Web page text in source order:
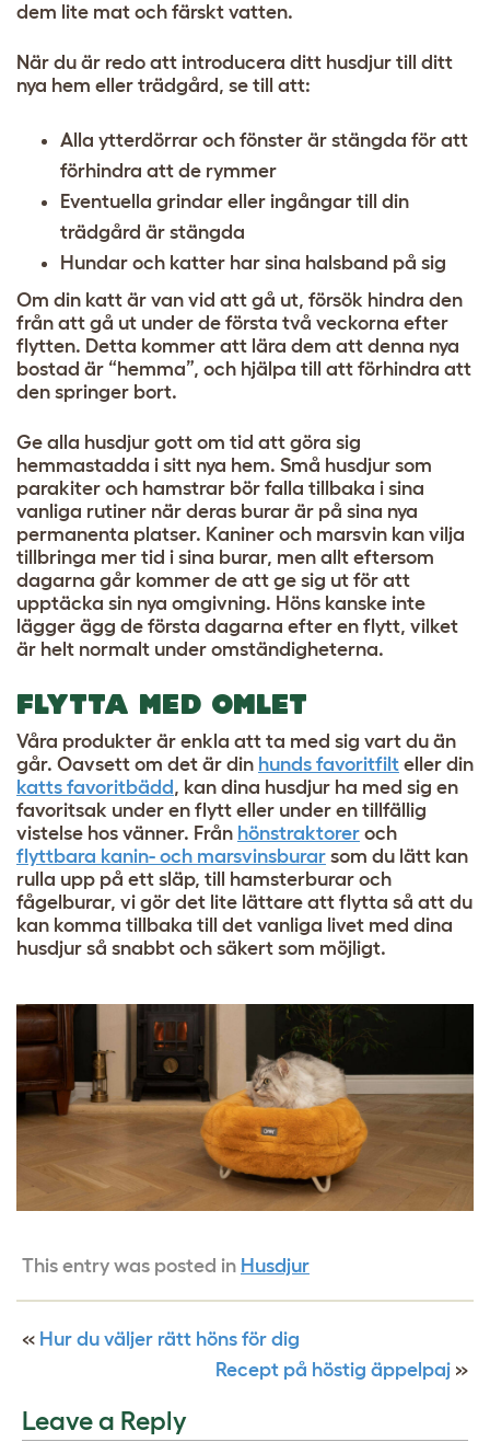
dem lite mat och färskt vatten.
När du är redo att introducera ditt husdjur till ditt
nya hem eller trädgård, se till att:
Alla ytterdörrar och fönster är stängda för att
förhindra att de rymmer
Eventuella grindar eller ingångar till din
trädgård är stängda
Hundar och katter har sina halsband på sig
Om din katt är van vid att gå ut, försök hindra den
från att gå ut under de första två veckorna efter
flytten. Detta kommer att lära dem att denna nya
bostad är “hemma”, och hjälpa till att förhindra att
den springer bort.
Ge alla husdjur gott om tid att göra sig
hemmastadda i sitt nya hem. Små husdjur som
parakiter och hamstrar bör falla tillbaka i sina
vanliga rutiner när deras burar är på sina nya
permanenta platser. Kaniner och marsvin kan vilja
tillbringa mer tid i sina burar, men allt eftersom
dagarna går kommer de att ge sig ut för att
upptäcka sin nya omgivning. Höns kanske inte
lägger ägg de första dagarna efter en flytt, vilket
är helt normalt under omständigheterna.
FLYTTA MED OMLET
Våra produkter är enkla att ta med sig vart du än
går. Oavsett om det är din hunds favoritfilt eller din
katts favoritbädd, kan dina husdjur ha med sig en
favoritsak under en flytt eller under en tillfällig
vistelse hos vänner. Från hönstraktorer och
flyttbara kanin- och marsvinsburar som du lätt kan
rulla upp på ett släp, till hamsterburar och
fågelburar, vi gör det lite lättare att flytta så att du
kan komma tillbaka till det vanliga livet med dina
husdjur så snabbt och säkert som möjligt.
This entry was posted in Husdjur
« Hur du väljer rätt höns för dig
Recept på höstig äppelpaj »
Leave a Reply